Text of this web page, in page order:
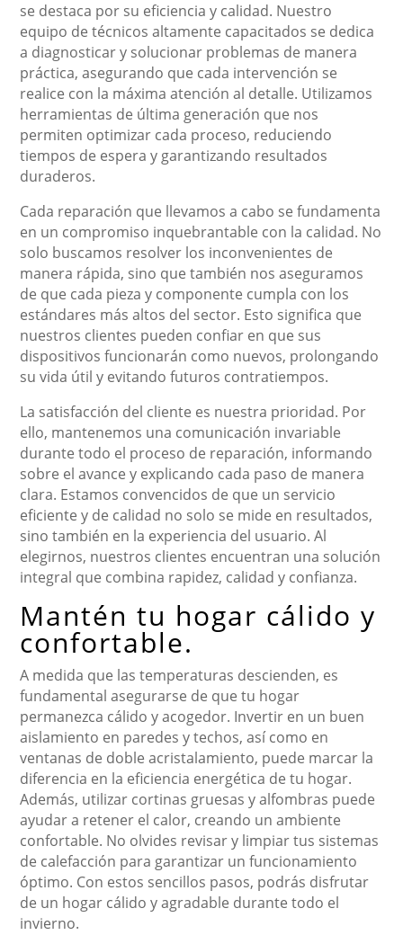
se destaca por su eficiencia y calidad. Nuestro
equipo de técnicos altamente capacitados se dedica
a diagnosticar y solucionar problemas de manera
práctica, asegurando que cada intervención se
realice con la máxima atención al detalle. Utilizamos
herramientas de última generación que nos
permiten optimizar cada proceso, reduciendo
tiempos de espera y garantizando resultados
duraderos.
Cada reparación que llevamos a cabo se fundamenta
en un compromiso inquebrantable con la calidad. No
solo buscamos resolver los inconvenientes de
manera rápida, sino que también nos aseguramos
de que cada pieza y componente cumpla con los
estándares más altos del sector. Esto significa que
nuestros clientes pueden confiar en que sus
dispositivos funcionarán como nuevos, prolongando
su vida útil y evitando futuros contratiempos.
La satisfacción del cliente es nuestra prioridad. Por
ello, mantenemos una comunicación invariable
durante todo el proceso de reparación, informando
sobre el avance y explicando cada paso de manera
clara. Estamos convencidos de que un servicio
eficiente y de calidad no solo se mide en resultados,
sino también en la experiencia del usuario. Al
elegirnos, nuestros clientes encuentran una solución
integral que combina rapidez, calidad y confianza.
Mantén tu hogar cálido y
confortable.
A medida que las temperaturas descienden, es
fundamental asegurarse de que tu hogar
permanezca cálido y acogedor. Invertir en un buen
aislamiento en paredes y techos, así como en
ventanas de doble acristalamiento, puede marcar la
diferencia en la eficiencia energética de tu hogar.
Además, utilizar cortinas gruesas y alfombras puede
ayudar a retener el calor, creando un ambiente
confortable. No olvides revisar y limpiar tus sistemas
de calefacción para garantizar un funcionamiento
óptimo. Con estos sencillos pasos, podrás disfrutar
de un hogar cálido y agradable durante todo el
invierno.